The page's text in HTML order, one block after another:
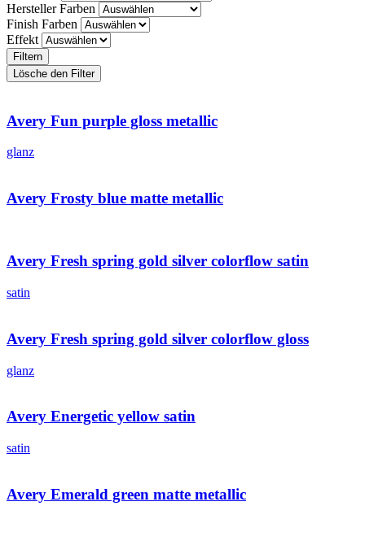
Hersteller Farben
Finish Farben
Effekt
Filtern
Lösche den Filter
Avery Fun purple gloss metallic
glanz
Avery Frosty blue matte metallic
Avery Fresh spring gold silver colorflow satin
satin
Avery Fresh spring gold silver colorflow gloss
glanz
Avery Energetic yellow satin
satin
Avery Emerald green matte metallic